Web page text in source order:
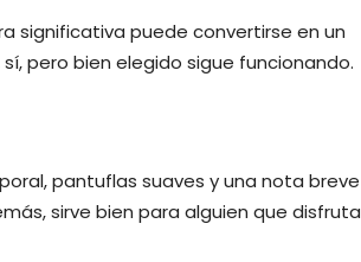
significativa puede convertirse en un
pero bien elegido sigue funcionando.
pantuflas suaves y una nota breve
sirve bien para alguien que disfruta